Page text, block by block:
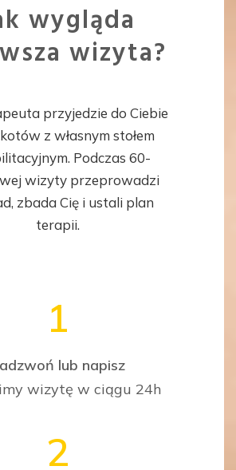
wygląda
wizyta?
przyjedzie do Ciebie
z własnym stołem
Podczas 60-
wizyty przeprowadzi
zbada Cię i ustali plan
terapii.
1
lub napisz
wizytę w ciągu 24h
2